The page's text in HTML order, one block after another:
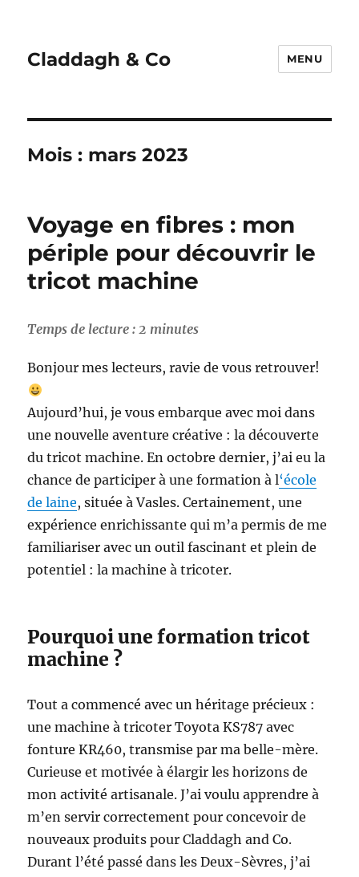
Claddagh & Co MENU
Mois : mars 2023
Voyage en fibres : mon
périple pour découvrir le
tricot machine
Temps de lecture :2 minutes
Bonjour mes lecteurs, ravie de vous retrouver!
Aujourd’hui, je vous embarque avec moi dans
une nouvelle aventure créative : la découverte
du tricot machine. En octobre dernier, j’ai eu la
chance de participer à une formation à l‘école
de laine, située à Vasles. Certainement, une
expérience enrichissante qui m’a permis de me
familiariser avec un outil fascinant et plein de
potentiel : la machine à tricoter.
Pourquoi une formation tricot
machine ?
Tout a commencé avec un héritage précieux :
une machine à tricoter Toyota KS787 avec
fonture KR460, transmise par ma belle-mère.
Curieuse et motivée à élargir les horizons de
mon activité artisanale. J’ai voulu apprendre à
m’en servir correctement pour concevoir de
nouveaux produits pour Claddagh and Co.
Durant l’été passé dans les Deux-Sèvres, j’ai